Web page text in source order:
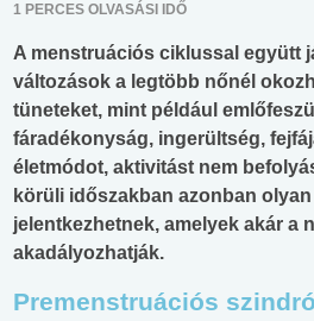
1 PERCES OLVASÁSI IDŐ
A menstruációs ciklussal együtt
változások a legtöbb nőnél
tüneteket, mint például
fáradékonyság, ingerültség,
életmódot, aktivitást nem
körüli időszakban azonban
jelentkezhetnek, amelyek akár a
akadályozhatják.
Premenstruációs